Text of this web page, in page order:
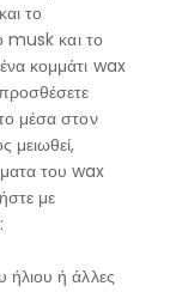
το
musk και το
κομμάτι wax
μέσα στον
μειωθεί,
του wax
με
ή άλλες